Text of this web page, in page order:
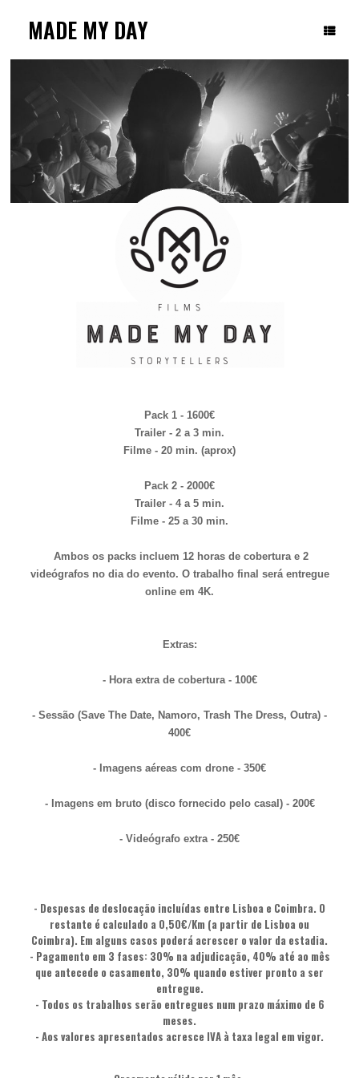
contentMADE MY DAY
Pack 1 - 1600€
Trailer - 2 a 3 min.
Filme - 20 min. (aprox)
Pack 2 - 2000€
Trailer - 4 a 5 min.
Filme - 25 a 30 min.
Ambos os packs incluem 12 horas de cobertura e 2
videógrafos no dia do evento. O trabalho final será entregue
online em 4K.
Extras:
- Hora extra de cobertura - 100€
- Sessão (Save The Date, Namoro, Trash The Dress, Outra) -
400€
- Imagens aéreas com drone - 350€
- Imagens em bruto (disco fornecido pelo casal) - 200€
- Videógrafo extra - 250€
- Despesas de deslocação incluídas entre Lisboa e Coimbra. O
restante é calculado a 0,50€/Km (a partir de Lisboa ou
Coimbra). Em alguns casos poderá acrescer o valor da estadia.
- Pagamento em 3 fases: 30% na adjudicação, 40% até ao mês
que antecede o casamento, 30% quando estiver pronto a ser
entregue.
- Todos os trabalhos serão entregues num prazo máximo de 6
meses.
- Aos valores apresentados acresce IVA à taxa legal em vigor.